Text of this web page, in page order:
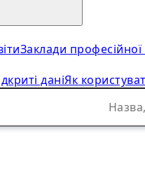
Заклади професійної
даніЯк